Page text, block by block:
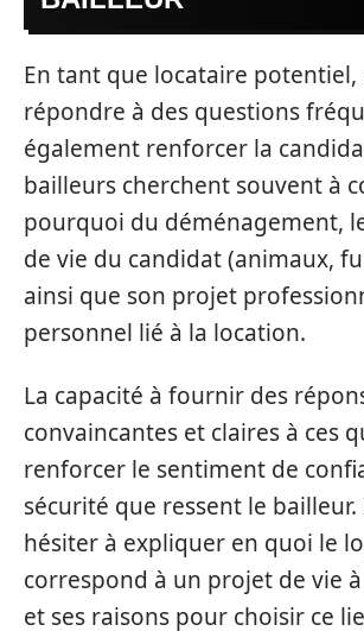
En tant que locataire potentiel,
répondre à des questions
également renforcer la
bailleurs cherchent souvent à
pourquoi du déménagement,
de vie du candidat (animaux,
ainsi que son projet
personnel lié à la location.
La capacité à fournir des
convaincantes et claires à ces
renforcer le sentiment de
sécurité que ressent le
hésiter à expliquer en quoi le
correspond à un projet de vie
et ses raisons pour choisir ce